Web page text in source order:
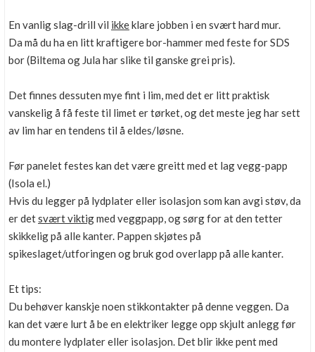
En vanlig slag-drill vil ikkeklare jobben i en svært hard mur.
Da må du ha en litt kraftigere bor-hammer med feste for SDS
bor (Biltema og Jula har slike til ganske grei pris).
Det finnes dessuten mye fint i lim, med det er litt praktisk
vanskelig å få feste til limet er tørket, og det meste jeg har sett
av lim har en tendens til å eldes/løsne.
Før panelet festes kan det være greitt med et lag vegg-papp
(Isola el.)
Hvis du legger på lydplater eller isolasjon som kan avgi støv, da
er detsvært viktigmed veggpapp, og sørg for at den tetter
skikkelig på alle kanter. Pappen skjøtes på
spikeslaget/utforingen og bruk god overlapp på alle kanter.
Et tips:
Du behøver kanskje noen stikkontakter på denne veggen. Da
kan det være lurt å be en elektriker legge opp skjult anlegg før
du montere lydplater eller isolasjon. Det blir ikke pent med